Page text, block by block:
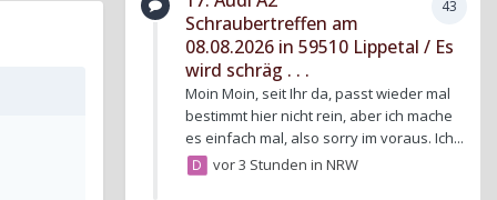
43
Schraubertreffen am
08.08.2026 in 59510 Lippetal / Es
wird schräg . . .
Moin Moin, seit Ihr da, passt wieder mal
bestimmt hier nicht rein, aber ich mache
es einfach mal, also sorry im voraus. Ich...
vor 3 Stunden inNRW